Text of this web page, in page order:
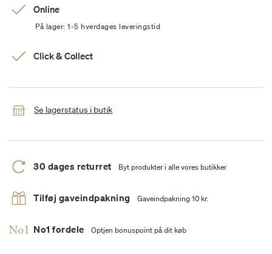
Online
På lager: 1-5 hverdages leveringstid
Click & Collect
Se lagerstatus i butik
30 dages returret Byt produkter i alle vores butikker
Tilføj gaveindpakning Gaveindpakning 10 kr.
No1 fordele Optjen bonuspoint på dit køb